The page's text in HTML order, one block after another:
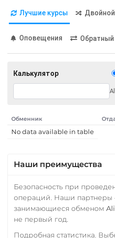
Лучшие курсы
Оповещения
Калькулятор
Обменник
No data available in table
Наши преимущества
Безопасность при
операций. Наши партнеры
занимающиеся обменом
не первый год.
Подробная статистика.